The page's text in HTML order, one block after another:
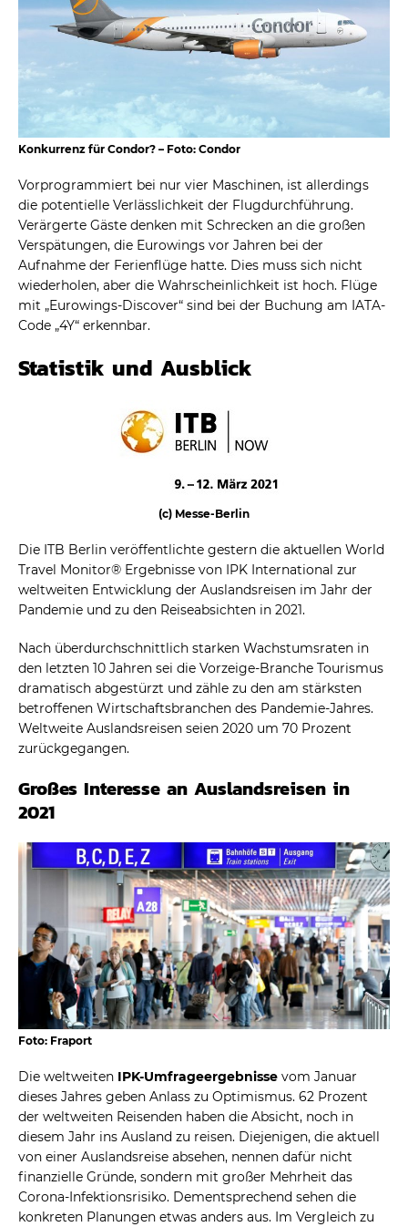
Konkurrenz für Condor? – Foto: Condor
Vorprogrammiert bei nur vier Maschinen, ist allerdings
die potentielle Verlässlichkeit der Flugdurchführung.
Verärgerte Gäste denken mit Schrecken an die großen
Verspätungen, die Eurowings vor Jahren bei der
Aufnahme der Ferienflüge hatte. Dies muss sich nicht
wiederholen, aber die Wahrscheinlichkeit ist hoch. Flüge
mit „Eurowings-Discover“ sind bei der Buchung am IATA-
Code „4Y“ erkennbar.
Statistik und Ausblick
(c) Messe-Berlin
Die ITB Berlin veröffentlichte gestern die aktuellen World
Travel Monitor® Ergebnisse von IPK International zur
weltweiten Entwicklung der Auslandsreisen im Jahr der
Pandemie und zu den Reiseabsichten in 2021.
Nach überdurchschnittlich starken Wachstumsraten in
den letzten 10 Jahren sei die Vorzeige-Branche Tourismus
dramatisch abgestürzt und zähle zu den am stärksten
betroffenen Wirtschaftsbranchen des Pandemie-Jahres.
Weltweite Auslandsreisen seien 2020 um 70 Prozent
zurückgegangen.
Großes Interesse an Auslandsreisen in
2021
Foto: Fraport
Die weltweiten IPK-Umfrageergebnisse vom Januar
dieses Jahres geben Anlass zu Optimismus. 62 Prozent
der weltweiten Reisenden haben die Absicht, noch in
diesem Jahr ins Ausland zu reisen. Diejenigen, die aktuell
von einer Auslandsreise absehen, nennen dafür nicht
finanzielle Gründe, sondern mit großer Mehrheit das
Corona-Infektionsrisiko. Dementsprechend sehen die
konkreten Planungen etwas anders aus. Im Vergleich zu